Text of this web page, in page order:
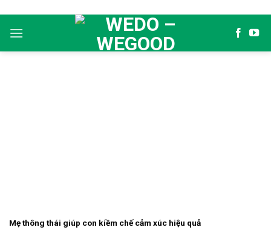
content
Mẹ thông thái giúp con kiềm chế cảm xúc hiệu quả